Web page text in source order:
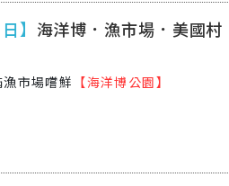
】 海洋博．漁市場．美國村
市場嚐鮮 【海洋博公園】